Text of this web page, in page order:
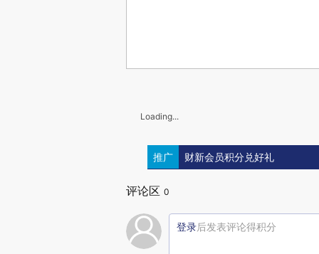
Loading...
推广 财新会员积分兑好礼
评论区 0
登录后发表评论得积分